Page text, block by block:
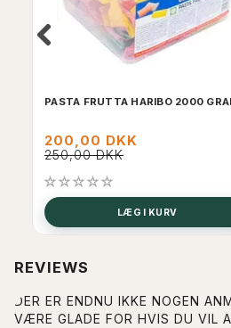
PASTA FRUTTA HARIBO 2000
200,00 DKK
250,00 DKK
LÆG I KURV
REVIEWS
DER ER ENDNU IKKE NOGEN
VÆRE GLADE FOR HVIS DU VIL